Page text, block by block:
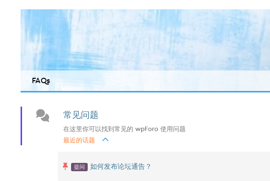
FAQs
常见问题
在这里你可以找到常见的 wpForo 使用问题
最近的话题
提问 如何发布论坛通告？